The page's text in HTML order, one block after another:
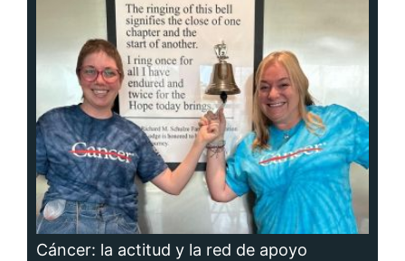
Cáncer: la actitud y la red de apoyo
importan